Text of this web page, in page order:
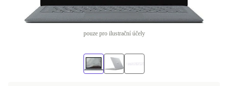
pouze pro ilustrační účely